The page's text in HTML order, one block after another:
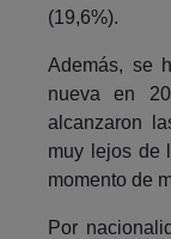
(19,6%).
Además, se
nueva en
alcanzaron
muy lejos de
momento de
Por